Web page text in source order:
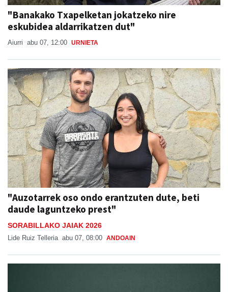
"Banakako Txapelketan jokatzeko nire
eskubidea aldarrikatzen dut"
Aiurri abu 07, 12:00 URNIETA
"Auzotarrek oso ondo erantzuten dute, beti
daude laguntzeko prest"
SORABILLAKO JAIAK 2026
Lide Ruiz Telleria abu 07, 08:00 ANDOAIN